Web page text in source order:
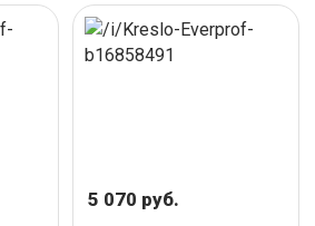
5 070 руб.